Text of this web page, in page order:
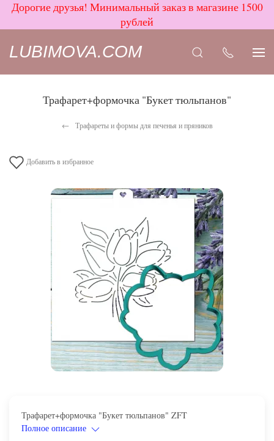
Дорогие друзья! Минимальный заказ в магазине 1500
рублей
LUBIMOVA.COM
Трафарет+формочка "Букет тюльпанов"
Трафареты и формы для печенья и пряников
Добавить в избранное
Трафарет+формочка "Букет тюльпанов" ZFT
Полное описание